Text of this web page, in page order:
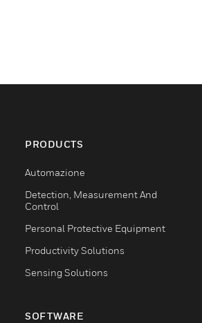
PRODUCTS
Automazione
Detection, Measurement And
Control
Personal Protective Equipment
Productivity Solutions
Sensing Solutions
SOFTWARE